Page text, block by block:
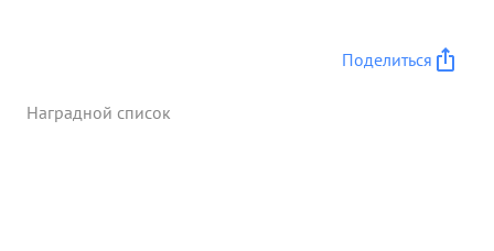
Поделиться
Наградной список